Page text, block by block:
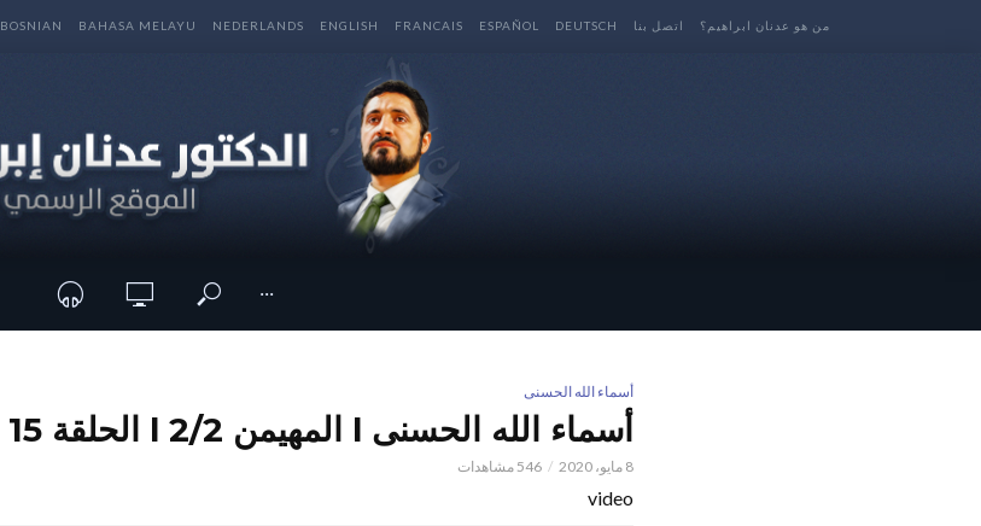
من هو عدنان ابراهيم؟ اتصل بنا DEUTSCH
ESPAÑOL
FRANCAIS
ENGLISH
NEDERLANDS
BAHASA MELAYU
BOSNIAN
···
أسماء الله الحسنى
أسماء الله الحسنى l المهيمن 2/2 l الحلقة 15
8 مايو، 2020 546 مشاهدات
video